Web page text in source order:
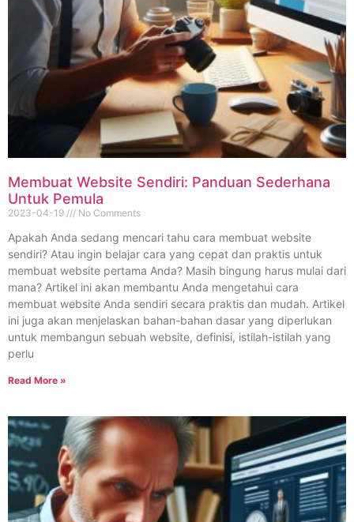
Membuat Website Sendiri: Panduan Sederhana
Untuk Pemula
2023-04-19 No Comments
Apakah Anda sedang mencari tahu cara membuat website
sendiri? Atau ingin belajar cara yang cepat dan praktis untuk
membuat website pertama Anda? Masih bingung harus mulai dari
mana? Artikel ini akan membantu Anda mengetahui cara
membuat website Anda sendiri secara praktis dan mudah. Artikel
ini juga akan menjelaskan bahan-bahan dasar yang diperlukan
untuk membangun sebuah website, definisi, istilah-istilah yang
perlu
Read More »